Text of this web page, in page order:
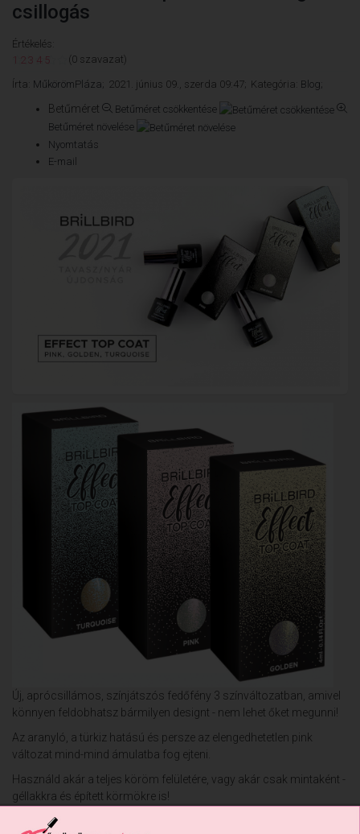
csillogás
Értékelés:
1 2 3 4 5 (0 szavazat)
Írta: MűkörömPláza; 2021. június 09., szerda 09:47; Kategória: Blog;
Betűméret
Betűméret csökkentése
Betűméret növelése
Nyomtatás
E-mail
Új, aprócsillámos, színjátszós fedőfény 3 színváltozatban, amivel
könnyen feldobhatsz bármilyen designt - nem lehet őket megunni!
Az aranyló, a türkiz hatású és persze az elengedhetetlen pink
változat mind-mind ámulatba fog ejteni.
Használd akár a teljes köröm felületére, vagy akár csak mintaként -
géllakkra és épített körmökre is!
Fixálásmentes.